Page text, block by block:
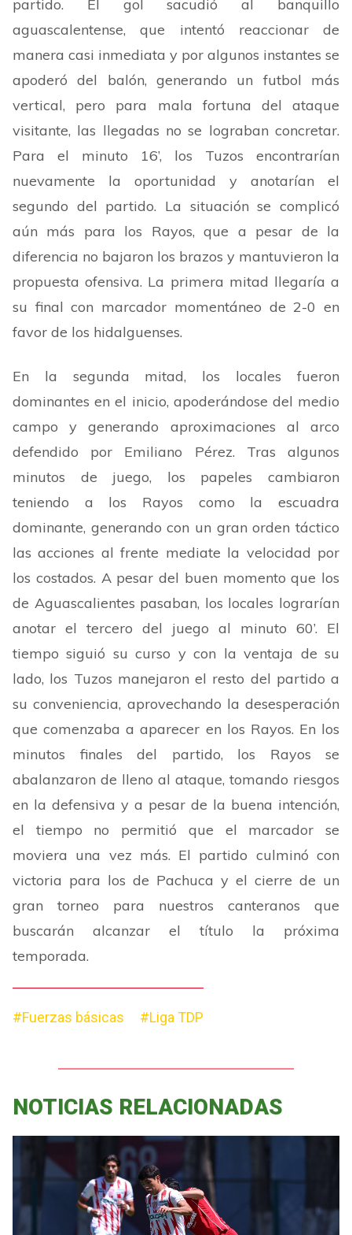
partido. El gol sacudióal banquillo
aguascalentense, que intentó reaccionar de
manera casi inmediata y por algunos instantes se
apoderó del balón, generando un futbol más
vertical, pero para mala fortuna del ataque
visitante, las llegadas no se lograban concretar.
Para el minuto 16’, los Tuzos encontrarían
nuevamente la oportunidad y anotarían el
segundo del partido. La situación se complicó
aún más para los Rayos, que a pesar de la
diferencia no bajaron los brazos y mantuvieron la
propuesta ofensiva. La primera mitad llegaría a
su final con marcador momentáneo de 2-0 en
favor de los hidalguenses.
En la segunda mitad, los locales fueron
dominantes en el inicio, apoderándose del medio
campo y generando aproximaciones al arco
defendido por Emiliano Pérez. Tras algunos
minutos de juego, los papeles cambiaron
teniendo a los Rayos como la escuadra
dominante, generando con un gran orden táctico
las acciones al frente mediate la velocidad por
los costados. A pesar del buen momento que los
de Aguascalientes pasaban, los locales lograrían
anotar el tercero del juego al minuto 60’. El
tiempo siguió su curso y con la ventaja de su
lado, los Tuzos manejaron el resto del partido a
su conveniencia, aprovechando la desesperación
que comenzaba a aparecer en los Rayos. En los
minutos finales del partido, los Rayos se
abalanzaron de lleno al ataque, tomando riesgos
en la defensiva y a pesar de la buena intención,
el tiempo no permitió que el marcador se
moviera una vez más. El partido culminó con
victoria para los de Pachuca y el cierre de un
gran torneo para nuestros canteranos que
buscarán alcanzar el título la próxima
temporada.
#Fuerzas básicas #Liga TDP
NOTICIAS RELACIONADAS